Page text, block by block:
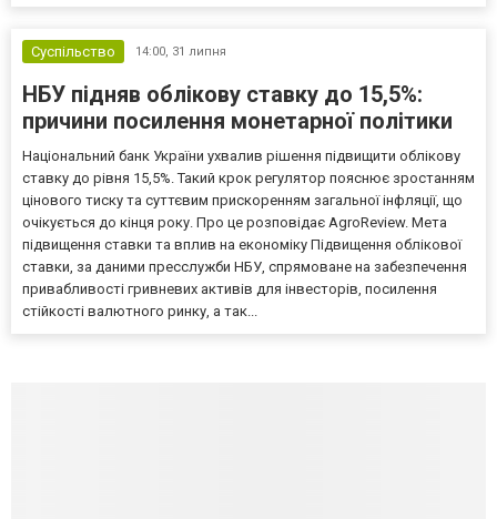
Суспільство 14:00, 31 липня
НБУ підняв облікову ставку до 15,5%:
причини посилення монетарної політики
Національний банк України ухвалив рішення підвищити облікову
ставку до рівня 15,5%. Такий крок регулятор пояснює зростанням
цінового тиску та суттєвим прискоренням загальної інфляції, що
очікується до кінця року. Про це розповідає AgroReview. Мета
підвищення ставки та вплив на економіку Підвищення облікової
ставки, за даними пресслужби НБУ, спрямоване на забезпечення
привабливості гривневих активів для інвесторів, посилення
стійкості валютного ринку, а так...